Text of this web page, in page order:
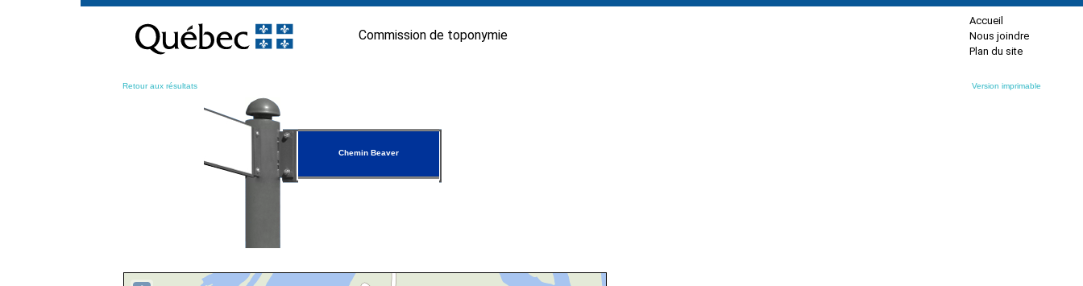
contenu
Commission de toponymie
Accueil
Nous joindre
Plan du site
Retour aux résultats Version imprimable
Chemin Beaver